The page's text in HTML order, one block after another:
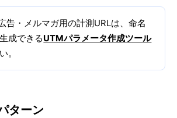
告・メルマガ用の計測URLは、命名
成できるUTMパラメータ作成ツール
。
ターン